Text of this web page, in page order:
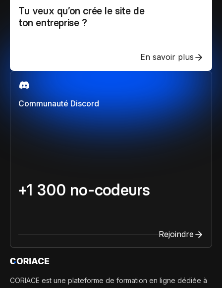
Communauté Discord
+1 300 no-codeurs
Rejoindre
Tu veux qu’on crée le site de
ton entreprise ?
En savoir plus
CORIACE est une plateforme de formation en ligne dédiée à